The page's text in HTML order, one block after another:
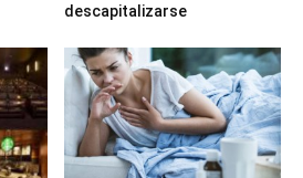
descapitalizarse